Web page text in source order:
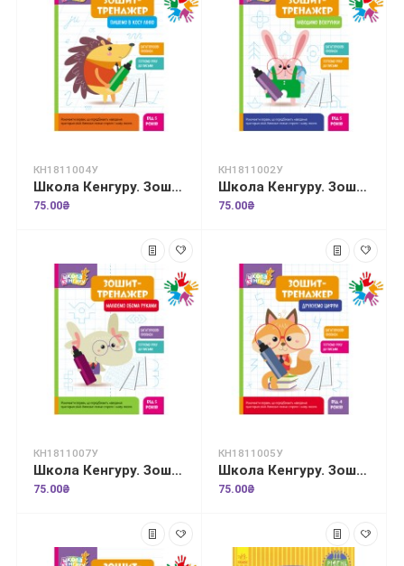
КН1811004У
Школа Кенгуру. Зошит-тренажер. Пишемо в косу лінію
75.00₴
КН1811002У
Школа Кенгуру. Зошит-тренажер. Наводимо візерунки
75.00₴
КН1811007У
Школа Кенгуру. Зошит-тренажер. Малюємо обома руками
75.00₴
КН1811005У
Школа Кенгуру. Зошит-тренажер. Друкуємо цифри
75.00₴